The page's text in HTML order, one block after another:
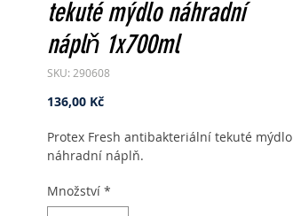
tekuté mýdlo náhradní
náplň 1x700ml
SKU: 290608
136,00 KčCena
Protex Fresh antibakteriální tekuté mýdlo
náhradní náplň.
Množství *